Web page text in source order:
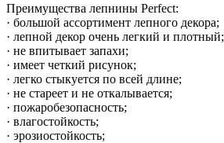
Преимущества лепнины Perfect:
· большой ассортимент лепного декора;
· лепной декор очень легкий и плотный;
· не впитывает запахи;
· имеет четкий рисунок;
· легко стыкуется по всей длине;
· не стареет и не откалывается;
· пожаробезопасность;
· влагостойкость;
· эрозиостойкость;